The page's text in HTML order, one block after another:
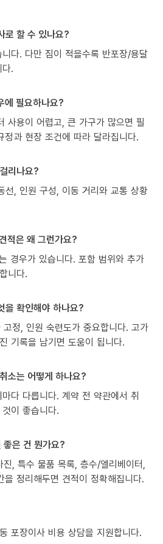
로 할 수 있나요?
다. 다만 짐이 적을수록 반포장/용달
.
에 필요하나요?
사용이 어렵고, 큰 가구가 많으면 필
과 현장 조건에 따라 달라집니다.
리나요?
선, 인원 구성, 이동 거리와 교통 상황
적은 왜 그런가요?
경우가 있습니다. 포함 범위와 추가
니다.
을 확인해야 하나요?
정, 인원 숙련도가 중요합니다. 고가
기록을 남기면 도움이 됩니다.
소는 어떻게 하나요?
다 다릅니다. 계약 전 약관에서 취
이 좋습니다.
은 건 뭔가요?
진, 특수 물품 목록, 층수/엘리베이터,
정리해두면 견적이 정확해집니다.
포장이사 비용 상담을 지원합니다.